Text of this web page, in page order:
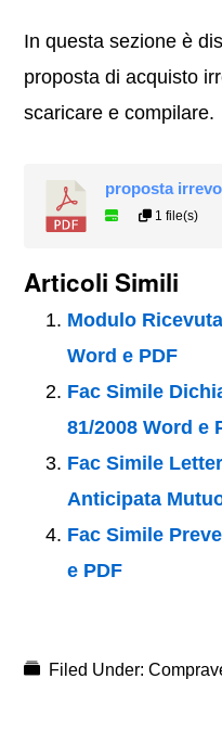
In questa sezione è
proposta di acquisto
scaricare e compilare.
proposta
1 file(s)
Articoli Simili
Modulo
Word e PDF
Fac Simile
81/2008 Word e
Fac Simile
Anticipata
Fac Simile
e PDF
Filed Under: